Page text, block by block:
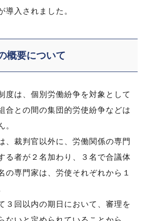
導入されました。
概要について
度は、個別労働紛争を対象として
合との間の集団的労使紛争などは
。
、裁判官以外に、労働関係の専門
る者が２名加わり、３名で合議体
の専門家は、労使それぞれから１
３回以内の期日において、審理を